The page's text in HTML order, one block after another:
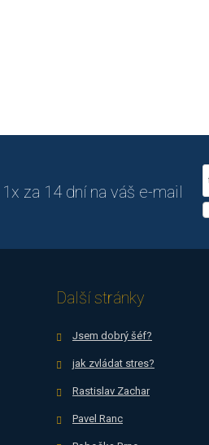
za 14 dní na váš e-mail
Další stránky
Jsem dobrý šéf?
jak zvládat stres?
Rastislav Zachar
Pavel Ranc